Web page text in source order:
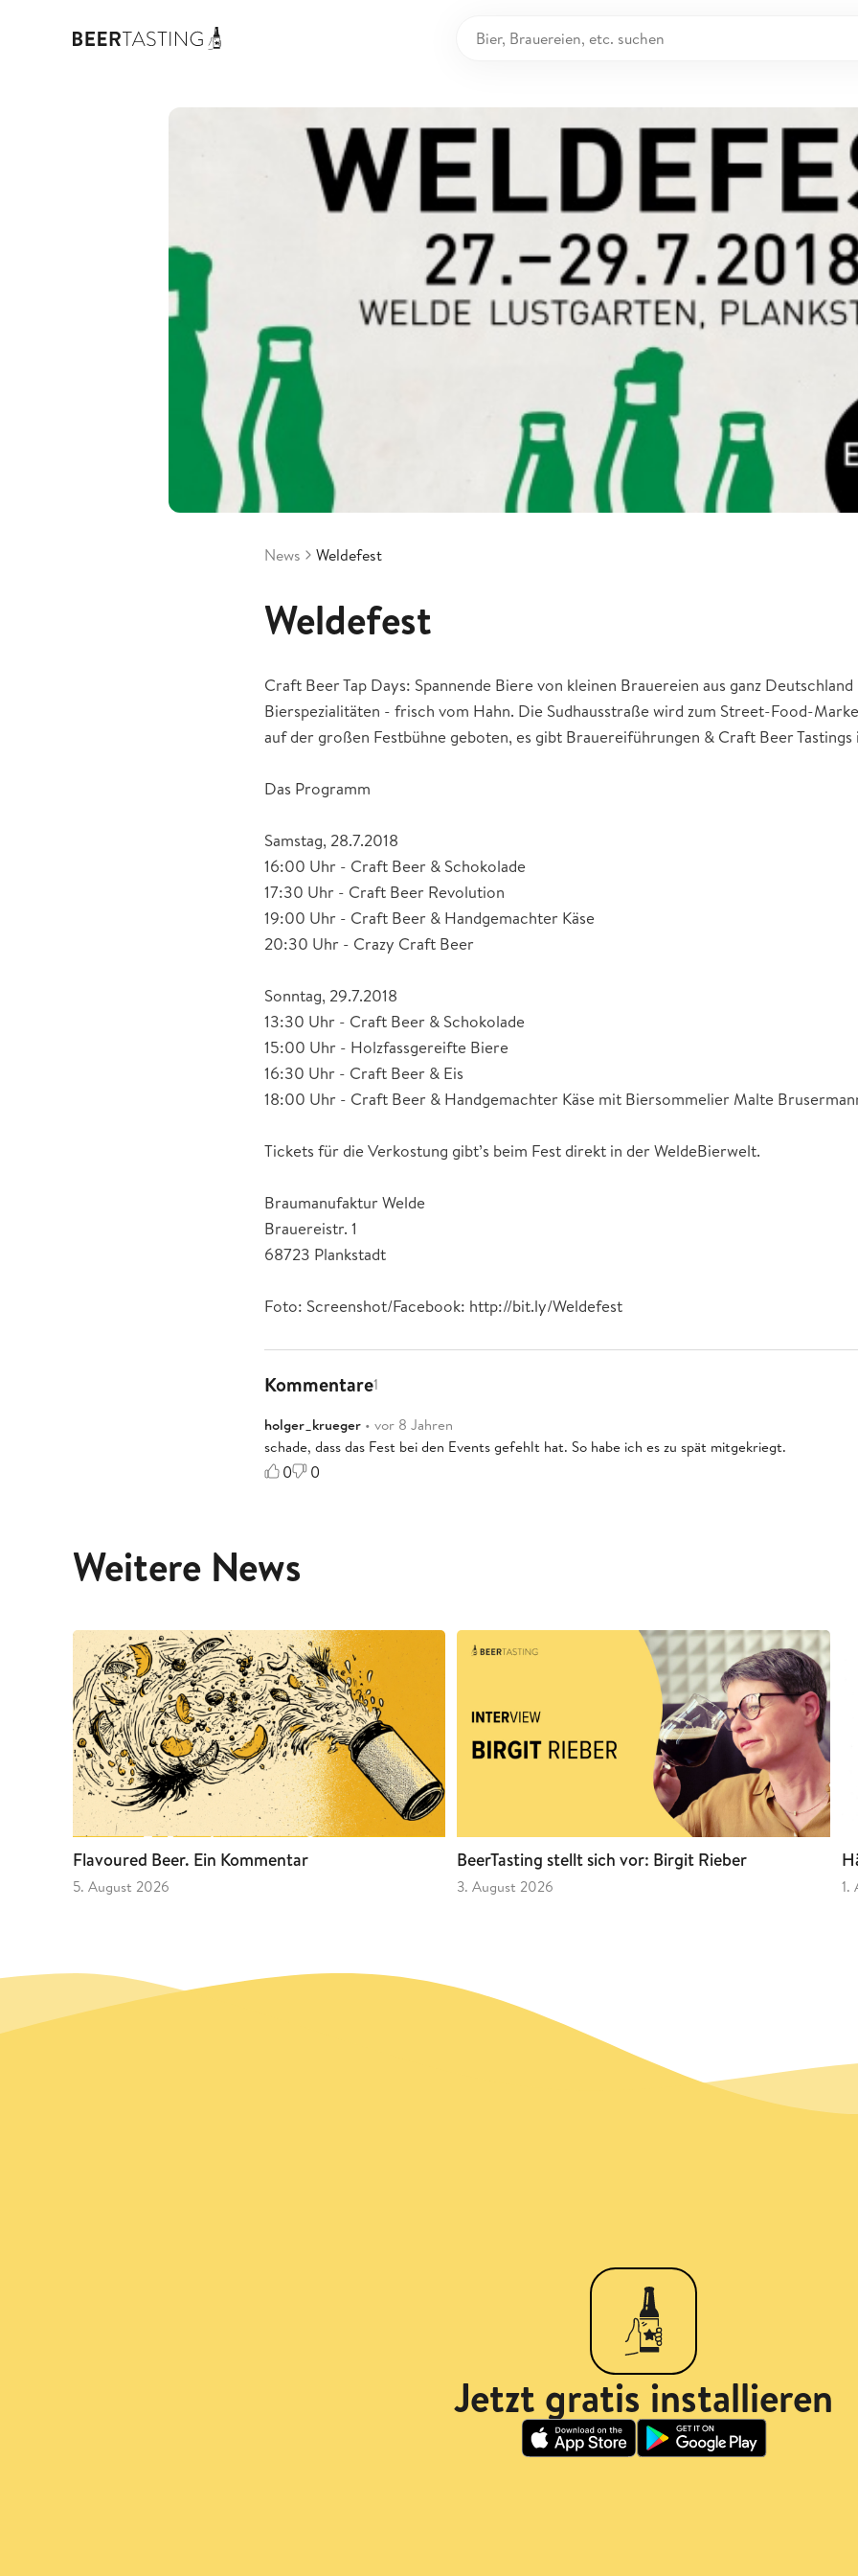
News Weldefest
Weldefest
Craft Beer Tap Days: Spannende Biere von kleinen Brauereien aus ganz
Bierspezialitäten - frisch vom Hahn. Die Sudhausstraße wird zum Street-Food-
auf der großen Festbühne geboten, es gibt Brauereiführungen & Craft Beer
Das Programm
Samstag, 28.7.2018
16:00 Uhr - Craft Beer & Schokolade
17:30 Uhr - Craft Beer Revolution
19:00 Uhr - Craft Beer & Handgemachter Käse
20:30 Uhr - Crazy Craft Beer
Sonntag, 29.7.2018
13:30 Uhr - Craft Beer & Schokolade
15:00 Uhr - Holzfassgereifte Biere
16:30 Uhr - Craft Beer & Eis
18:00 Uhr - Craft Beer & Handgemachter Käse mit Biersommelier Malte
Tickets für die Verkostung gibt’s beim Fest direkt in der WeldeBierwelt.
Braumanufaktur Welde
Brauereistr. 1
68723 Plankstadt
Foto: Screenshot/Facebook: http://bit.ly/Weldefest
Kommentare1
holger_krueger • vor 8 Jahren
schade, dass das Fest bei den Events gefehlt hat. So habe ich es zu spät mitgekriegt.
0 0
Weitere News
Flavoured Beer. Ein Kommentar
5. August 2026
BeerTasting stellt sich vor: Birgit Rieber
3. August 2026 1.
Jetzt gratis installieren